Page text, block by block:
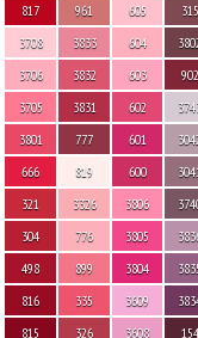
817
3708
3706
3705
3801
666
321
304
498
816
815
961
3833
3832
3831
777
819
3326
776
899
335
326
605
604
603
602
601
600
3806
3805
3804
3609
3608
315
902
154